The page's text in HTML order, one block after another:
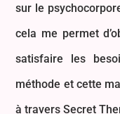
sur le
cela me permet
satisfaire les
méthode et cette
à travers Secret